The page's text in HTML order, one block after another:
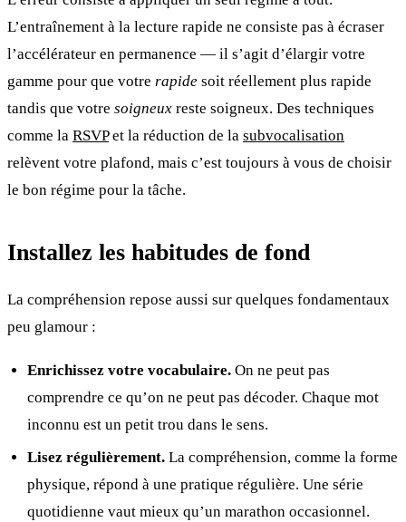
L’entraînement à la lecture rapide ne consiste pas à écraser
l’accélérateur en permanence — il s’agit d’élargir votre
gamme pour que votre rapide soit réellement plus rapide
tandis que votre soigneux reste soigneux. Des techniques
comme la RSVPet la réduction de la subvocalisation
relèvent votre plafond, mais c’est toujours à vous de choisir
le bon régime pour la tâche.
Installez les habitudes de fond
La compréhension repose aussi sur quelques fondamentaux
peu glamour :
Enrichissez votre vocabulaire. On ne peut pas
comprendre ce qu’on ne peut pas décoder. Chaque mot
inconnu est un petit trou dans le sens.
Lisez régulièrement. La compréhension, comme la forme
physique, répond à une pratique régulière. Une série
quotidienne vaut mieux qu’un marathon occasionnel.